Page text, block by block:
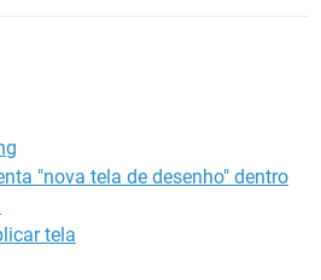
"nova tela de desenho" dentro
tela